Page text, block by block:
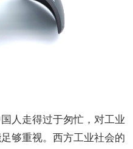
人走得过于匆忙，对工业
够重视。西方工业社会的